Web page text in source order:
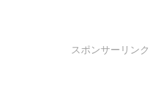
スポンサーリンク